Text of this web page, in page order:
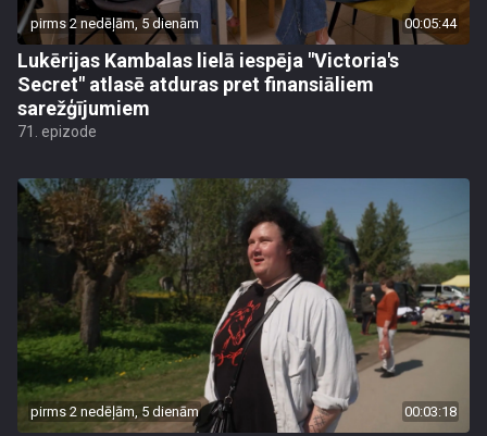
pirms 2 nedēļām, 5 dienām 00:05:44
Lukērijas Kambalas lielā iespēja "Victoria's
Secret" atlasē atduras pret finansiāliem
sarežģījumiem
71. epizode
pirms 2 nedēļām, 5 dienām 00:03:18